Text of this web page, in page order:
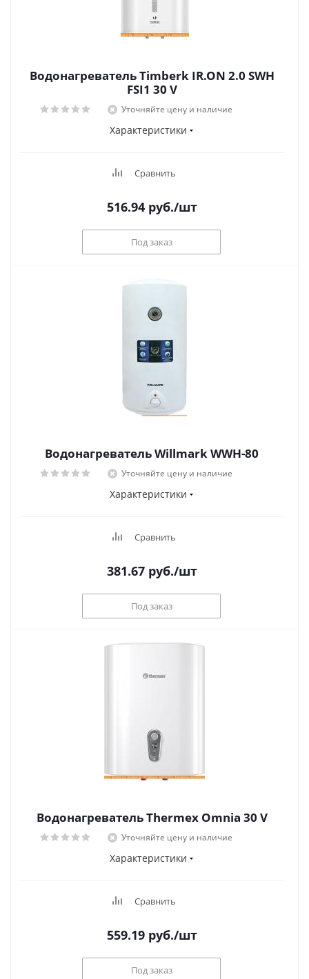
Водонагреватель Timberk IR.ON 2.0 SWH
FSI1 30 V
Уточняйте цену и наличие
Характеристики
Сравнить
516.94 руб./шт
Под заказ
Водонагреватель Willmark WWH-80
Уточняйте цену и наличие
Характеристики
Сравнить
381.67 руб./шт
Под заказ
Водонагреватель Thermex Omnia 30 V
Уточняйте цену и наличие
Характеристики
Сравнить
559.19 руб./шт
Под заказ